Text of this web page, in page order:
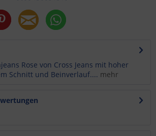
Rose von Cross Jeans mit hoher
Schnitt und Beinverlauf.... mehr